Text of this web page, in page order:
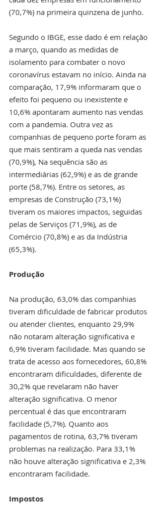
(70,7%) na primeira quinzena de junho.
Segundo o IBGE, esse dado é em relação
a março, quando as medidas de
isolamento para combater o novo
coronavírus estavam no início. Ainda na
comparação, 17,9% informaram que o
efeito foi pequeno ou inexistente e
10,6% apontaram aumento nas vendas
com a pandemia. Outra vez as
companhias de pequeno porte foram as
que mais sentiram a queda nas vendas
(70,9%), Na sequência são as
intermediárias (62,9%) e as de grande
porte (58,7%). Entre os setores, as
empresas de Construção (73,1%)
tiveram os maiores impactos, seguidas
pelas de Serviços (71,9%), as de
Comércio (70,8%) e as da Indústria
(65,3%).
Produção
Na produção, 63,0% das companhias
tiveram dificuldade de fabricar produtos
ou atender clientes, enquanto 29,9%
não notaram alteração significativa e
6,9% tiveram facilidade. Mas quando se
trata de acesso aos fornecedores, 60,8%
encontraram dificuldades, diferente de
30,2% que revelaram não haver
alteração significativa. O menor
percentual é das que encontraram
facilidade (5,7%). Quanto aos
pagamentos de rotina, 63,7% tiveram
problemas na realização. Para 33,1%
não houve alteração significativa e 2,3%
encontraram facilidade.
Impostos